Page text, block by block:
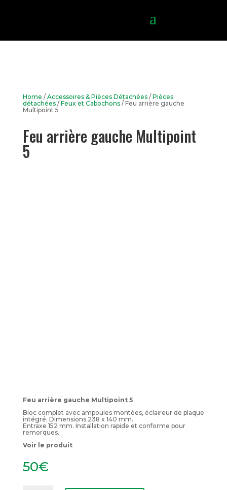
Home / Accessoires & Pièces Détachées/ Pièces
détachées/ Feux et Cabochons/ Feu arrière gauche
Multipoint 5
Feu arrière gauche Multipoint
5
Feu arrière gauche Multipoint 5
Bloc complet avec ampoules montées, éclaireur de plaque
intégré. Dimensions 238 x 140 mm.
Entraxe 152 mm. Installation rapide et conforme pour
remorques.
Voir le produit
50€